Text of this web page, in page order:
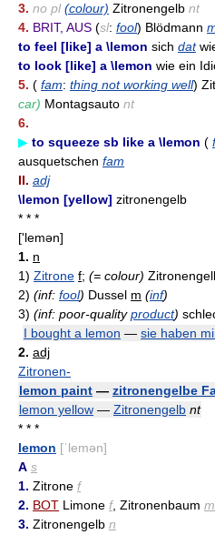
3. no pl (colour) Zitronengelb nt
4. BRIT, AUS (sl: fool) Blödmann
to feel [like] a \lemon sich dat
to look [like] a \lemon wie ein
5. ( fam: thing not working well)
car) Montagsauto nt
6.
▶ to squeeze sb like a \lemon (
ausquetschen fam
II. adj
\lemon [yellow] zitronengelb
* * *
['lemən]
1. n
1) Zitrone f; (= colour)
2) (inf: fool) Dussel m (inf)
3) (inf: poor-qualityproduct)
I bought a lemon — sie haben
2. adj
Zitronen-
lemon paint — zitronengelbe
lemon yellow — Zitronengelb nt
* * *
lemon [ˈlemən]
A s
1. Zitrone f
2. BOT Limone f, Zitronenbaum m
3. Zitronengelb n